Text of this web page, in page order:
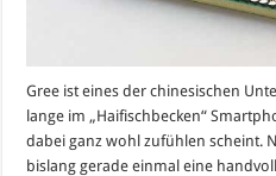
Gree ist eines der chinesischen
lange im „Haifischbecken“
dabei ganz wohl zufühlen scheint.
bislang gerade einmal eine